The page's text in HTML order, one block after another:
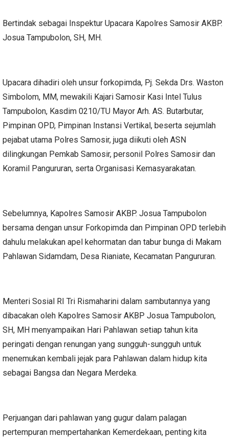
Bertindak sebagai Inspektur Upacara Kapolres Samosir AKBP.
Josua Tampubolon, SH, MH.
Upacara dihadiri oleh unsur forkopimda, Pj. Sekda Drs. Waston
Simbolom, MM, mewakili Kajari Samosir Kasi Intel Tulus
Tampubolon, Kasdim 0210/TU Mayor Arh. AS. Butarbutar,
Pimpinan OPD, Pimpinan Instansi Vertikal, beserta sejumlah
pejabat utama Polres Samosir, juga diikuti oleh ASN
dilingkungan Pemkab Samosir, personil Polres Samosir dan
Koramil Pangururan, serta Organisasi Kemasyarakatan.
Sebelumnya, Kapolres Samosir AKBP. Josua Tampubolon
bersama dengan unsur Forkopimda dan Pimpinan OPD terlebih
dahulu melakukan apel kehormatan dan tabur bunga di Makam
Pahlawan Sidamdam, Desa Rianiate, Kecamatan Pangururan.
Menteri Sosial RI Tri Rismaharini dalam sambutannya yang
dibacakan oleh Kapolres Samosir AKBP Josua Tampubolon,
SH, MH menyampaikan Hari Pahlawan setiap tahun kita
peringati dengan renungan yang sungguh-sungguh untuk
menemukan kembali jejak para Pahlawan dalam hidup kita
sebagai Bangsa dan Negara Merdeka.
Perjuangan dari pahlawan yang gugur dalam palagan
pertempuran mempertahankan Kemerdekaan, penting kita